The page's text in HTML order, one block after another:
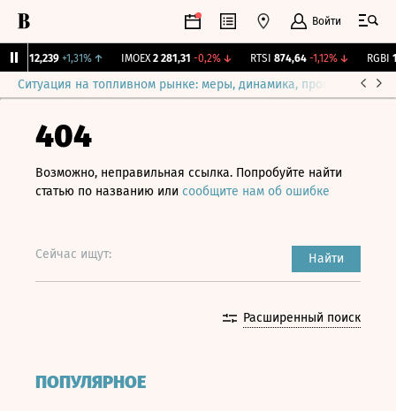
Войти
12,239 +1,31% ↑ IMOEX 2 281,31 -0,2%↓ RTSI 874,64 -1,12%↓ RGBI
Ситуация на топливном рынке: меры, динамика, прогнозы
404
Возможно, неправильная ссылка. Попробуйте найти
статью по названию или сообщите нам об ошибке
Сейчас ищут: Найти
Расширенный поиск
ПОПУЛЯРНОЕ